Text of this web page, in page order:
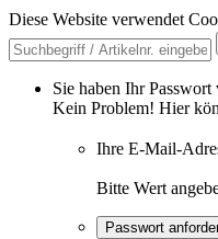
Diese Website verwendet
Sie haben Ihr Passwort
Kein Problem! Hier
Ihre E-Mail-
Bitte Wert
Passwort